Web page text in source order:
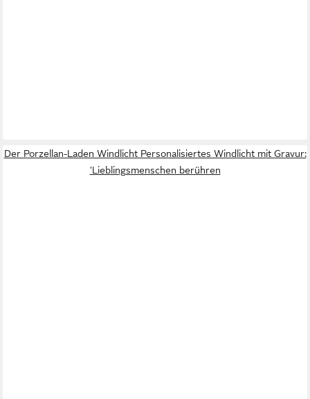
Der Porzellan-Laden Windlicht Personalisiertes Windlicht mit Gravur:
'Lieblingsmenschen berühren